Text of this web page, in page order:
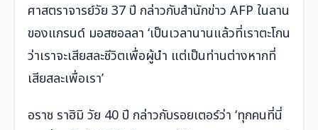
ศาสตราจารย์วัย 37 ปี กล่าวกับสำนักข่าว AFP ในลาน
ของแกรนด์ มอสซอลลา ‘เป็นเวลานานแล้วที่เราตะโกน
ว่าเราจะเสียสละชีวิตเพื่อผู้นำ แต่เป็นท่านต่างหากที่
เสียสละเพื่อเรา’
อราช ราฮิมิ วัย 40 ปี กล่าวกับรอยเตอร์ว่า ‘ทุกคนที่นี่